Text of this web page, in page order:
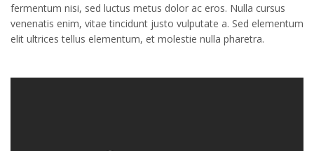
fermentum nisi, sed luctus metus dolor ac eros. Nulla cursus
venenatis enim, vitae tincidunt justo vulputate a. Sed elementum
elit ultrices tellus elementum, et molestie nulla pharetra.